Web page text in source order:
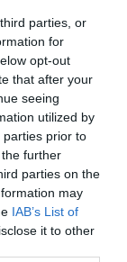
parties, or
for
opt-out
that after your
seeing
utilized by
parties prior to
further
parties on the
may
IAB’s List of
it to other